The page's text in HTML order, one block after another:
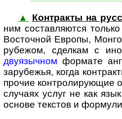
▲
Контракты на
ним состав­ляются
Восточной Европы,
рубежом, сделкам с
двуязычном формате
зарубежья, когда
прочие контро­ли­рующие
случаях услуг не как
основе текстов и